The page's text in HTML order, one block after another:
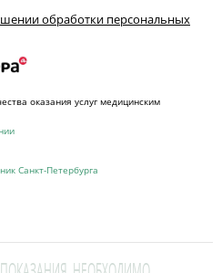
обработки персональных
оказания услуг медицинским
Санкт-Петербурга